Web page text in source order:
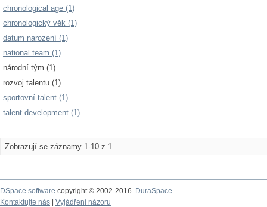
chronological age (1)
chronologický věk (1)
datum narození (1)
national team (1)
národní tým (1)
rozvoj talentu (1)
sportovní talent (1)
talent development (1)
Zobrazují se záznamy 1-10 z 1
DSpace software copyright © 2002-2016
DuraSpace
Kontaktujte nás
Vyjádření názoru